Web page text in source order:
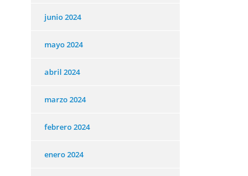
junio 2024
mayo 2024
abril 2024
marzo 2024
febrero 2024
enero 2024